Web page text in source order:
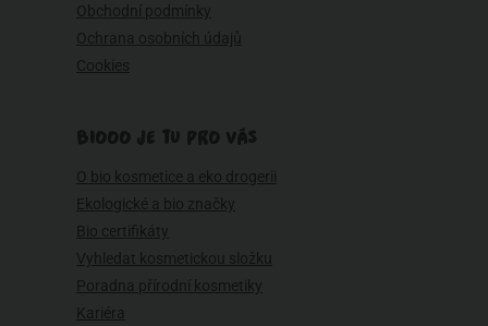
Obchodní podmínky
Ochrana osobních údajů
Cookies
BIOOO JE TU PRO VÁS
O bio kosmetice a eko drogerii
Ekologické a bio značky
Bio certifikáty
Vyhledat kosmetickou složku
Poradna přírodní kosmetiky
Kariéra